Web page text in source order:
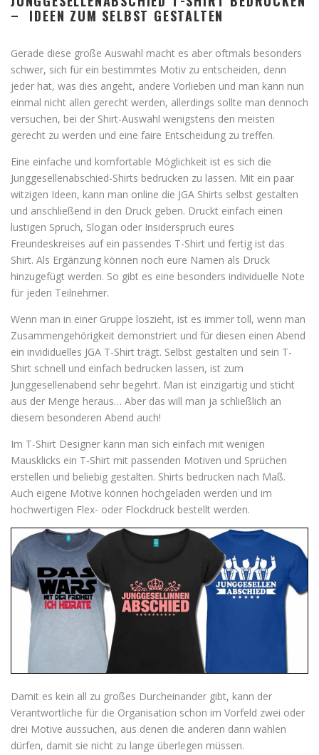
– IDEEN ZUM SELBST GESTALTEN
Gerade diese große Auswahl macht es aber oftmals besonders
schwer, sich für ein bestimmtes Motiv zu entscheiden, denn
jeder hat, was dies angeht, andere Vorlieben und man kann nun
einmal nicht allen gerecht werden, allerdings sollte man dennoch
versuchen, bei der Shirt-Auswahl wenigstens den meisten
gerecht zu werden und eine faire Entscheidung zu treffen.
Eine einfache und komfortable Möglichkeit ist es sich die
Junggesellenabschied-Shirts bedrucken zu lassen. Mit ein paar
witzigen Ideen, kann man online die JGA Shirts selbst gestalten
und anschließend in den Druck geben. Druckt einfach einen
lustigen Spruch, Slogan oder Insiderspruch eures
Freundeskreises auf ein passendes T-Shirt und fertig ist das
Shirt. Als Ergänzung können noch eure Namen als Druck
hinzugefügt werden. So gibt es eine besonders individuelle Note
für jeden Teilnehmer.
Wenn man in einer Gruppe loszieht, ist es immer toll, wenn man
Zusammengehörigkeit demonstriert und für diesen einen Abend
ein invididuelles JGA T-Shirt trägt. Selbst gestalten und sein T-
Shirt schnell und einfach bedrucken lassen, ist zum
Junggesellenabend sehr begehrt. Man ist einzigartig und sticht
aus der Menge heraus… Aber das will man ja schließlich an
diesem besonderen Abend auch!
Im T-Shirt Designer kann man sich einfach mit wenigen
Mausklicks ein T-Shirt mit passenden Motiven und Sprüchen
erstellen und beliebig gestalten. Shirts bedrucken nach Maß.
Auch eigene Motive können hochgeladen werden und im
hochwertigen Flex- oder Flockdruck bestellt werden.
Damit es kein all zu großes Durcheinander gibt, kann der
Verantwortliche für die Organisation schon im Vorfeld zwei oder
drei Motive aussuchen, aus denen die anderen dann wählen
dürfen, damit sie nicht zu lange überlegen müssen.